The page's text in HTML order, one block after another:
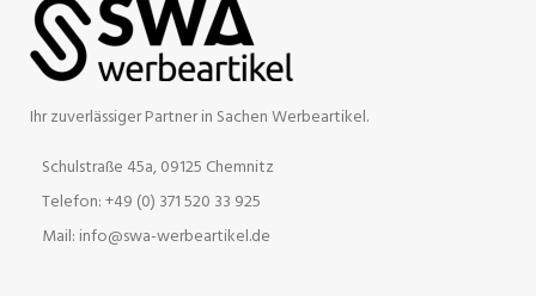
Ihr zuverlässiger Partner in Sachen Werbeartikel.
Schulstraße 45a, 09125 Chemnitz
Telefon: +49 (0) 371 520 33 925
Mail: info@swa-werbeartikel.de